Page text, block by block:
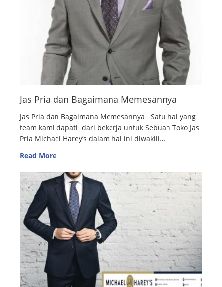
Jas Pria dan Bagaimana Memesannya
Jas Pria dan Bagaimana Memesannya Satu hal yang
team kami dapati dari bekerja untuk Sebuah Toko Jas
Pria Michael Harey’s dalam hal ini diwakili…
Read More